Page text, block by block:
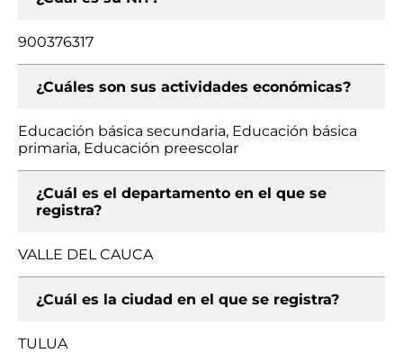
900376317
¿Cuáles son sus actividades económicas?
Educación básica secundaria, Educación básica
primaria, Educación preescolar
¿Cuál es el departamento en el que se
registra?
VALLE DEL CAUCA
¿Cuál es la ciudad en el que se registra?
TULUA